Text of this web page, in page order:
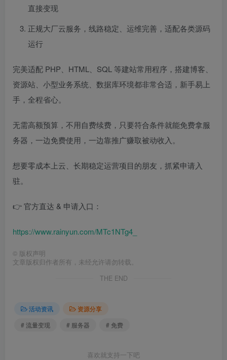
直接变现
正规大厂云服务，线路稳定、运维完善，适配各类源码
运行
完美适配 PHP、HTML、SQL 等建站常用程序，搭建博客、
资源站、小型业务系统、数据库环境都非常合适，新手易上
手，全程省心。
无需高额预算，不用自费续费，只要符合条件就能免费拿服
务器，一边免费使用，一边靠推广赚取被动收入。
想要零成本上云、长期稳定运营项目的朋友，抓紧申请入
驻。
👉 官方直达 & 申请入口：
https://www.rainyun.com/MTc1NTg4_
© 版权声明
文章版权归作者所有，未经允许请勿转载。
THE END
活动资讯
资源分享
# 流量变现
# 服务器 # 免费
喜欢就支持一下吧